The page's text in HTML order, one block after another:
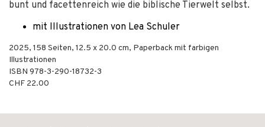
bunt und facettenreich wie die biblische Tierwelt selbst.
mit Illustrationen von Lea Schuler
2025, 158 Seiten, 12.5 x 20.0 cm, Paperback mit farbigen
Illustrationen
ISBN 978-3-290-18732-3
CHF 22.00